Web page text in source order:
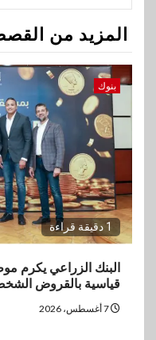
المزيد من
بنوك
1 دقيقة قراءة
البنك الزراعي يكرم
قياسية بالقروض الشخصية